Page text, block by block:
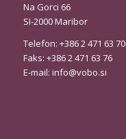
Na Gorci 66
SI-2000 Maribor
Telefon: +386 2 471 63 70
Faks: +386 2 471 63 76
E-mail: info@vobo.si